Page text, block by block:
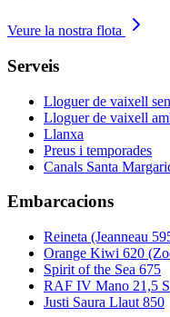
Veure la nostra flota
Serveis
Lloguer de vaixell
Lloguer de vaixell
Llanxa
Preus i temporades
Canals Santa
Embarcacions
Reineta (Jeanneau
Orange Kiwi 620
Spirit of the Sea 675
RAF IV Mano 21,5
Justi Saura Llaut 850